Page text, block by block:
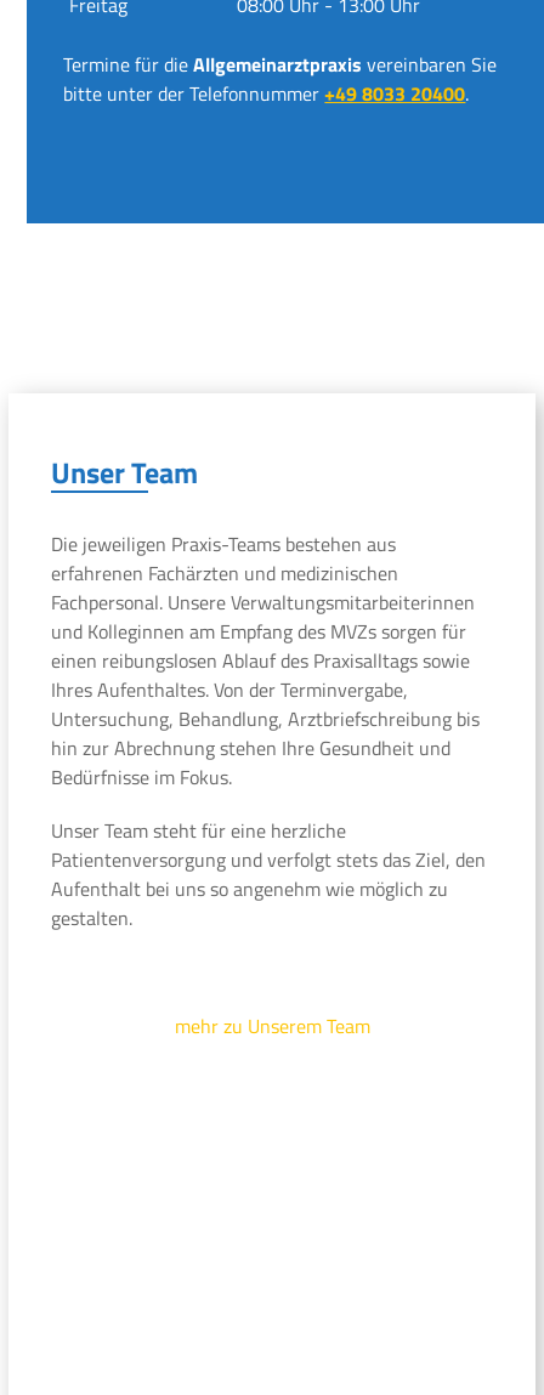
Termine für dieAllgemeinarztpraxis vereinbaren Sie
bitte unter der Telefonnummer+49 8033 20400.
Unser Team
Die jeweiligen Praxis-Teams bestehen aus
erfahrenen Fachärzten und medizinischen
Fachpersonal. Unsere Verwaltungsmitarbeiterinnen
und Kolleginnen am Empfang des MVZs sorgen für
einen reibungslosen Ablauf des Praxisalltags sowie
Ihres Aufenthaltes. Von der Terminvergabe,
Untersuchung, Behandlung, Arztbriefschreibung bis
hin zur Abrechnung stehen Ihre Gesundheit und
Bedürfnisse im Fokus.
Unser Team steht für eine herzliche
Patientenversorgung und verfolgt stets das Ziel, den
Aufenthalt bei uns so angenehm wie möglich zu
gestalten.
mehr zu Unserem Team